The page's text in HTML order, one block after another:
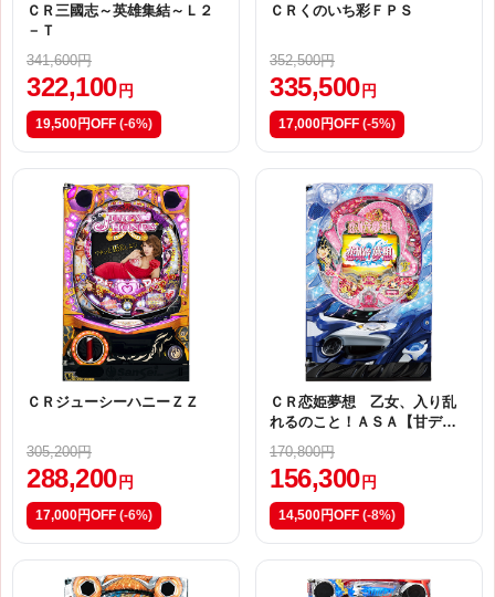
ＣＲ三國志～英雄集結～Ｌ２
－Ｔ
341,600円
322,100 円
19,500円OFF (-6%)
ＣＲくのいち彩ＦＰＳ
352,500円
335,500 円
17,000円OFF (-5%)
ＣＲジューシーハニーＺＺ
305,200円
288,200 円
17,000円OFF (-6%)
ＣＲ恋姫夢想 乙女、入り乱
れるのこと！ＡＳＡ【甘デ
ジ】
170,800円
156,300 円
14,500円OFF (-8%)